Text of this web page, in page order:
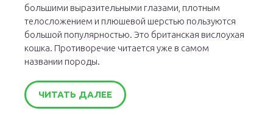
большими выразительными глазами, плотным
телосложением и плюшевой шерстью пользуются
большой популярностью. Это британская вислоухая
кошка. Противоречие читается уже в самом
названии породы.
ЧИТАТЬ ДАЛЕЕ